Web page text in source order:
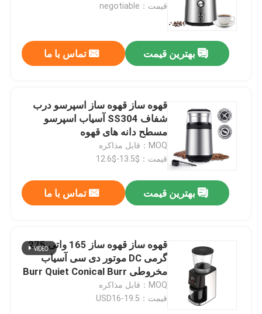
خانه
دربارهی ما
کارخانه تور
قیمت：negotiable
بهترین قیمت تماس با ما
قهوه ساز قهوه ساز اسپرسو درب
شفاف SS304 آسیاب اسپرسو
مسطح دانه های قهوه
MOQ：قابل مذاکره
قیمت：$13.5-$12.6
بهترین قیمت تماس با ما
قهوه ساز قهوه ساز 165 واتی 275
گرمی DC موتور دی سی آسیاب
مخروطی Burr Quiet Conical Burr
قهوه ساز قهوه ساز
MOQ：قابل مذاکره
قیمت：USD16-19.5